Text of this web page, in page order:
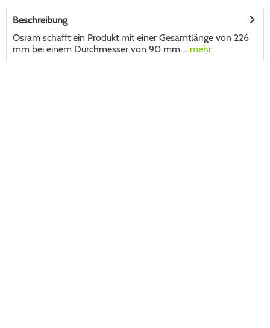
Beschreibung
Osram schafft ein Produkt mit einer Gesamtlänge von 226
mm bei einem Durchmesser von 90 mm.... mehr